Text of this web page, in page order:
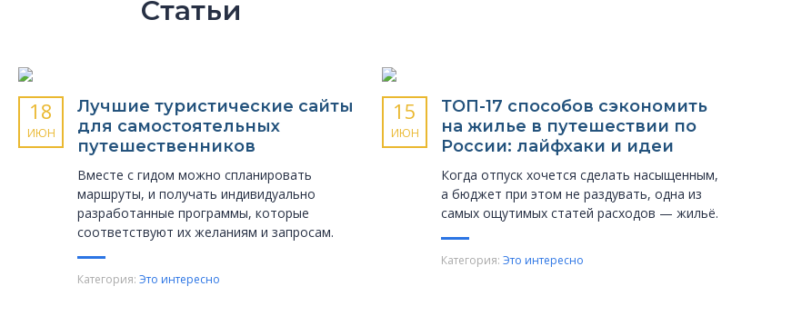
Статьи
18
ИЮН
Лучшие туристические сайты
для самостоятельных
путешественников
Вместе с гидом можно спланировать
маршруты, и получать индивидуально
разработанные программы, которые
соответствуют их желаниям и запросам.
Категория: Это интересно
15
ИЮН
ТОП-17 способов сэкономить
на жилье в путешествии по
России: лайфхаки и идеи
Когда отпуск хочется сделать насыщенным,
а бюджет при этом не раздувать, одна из
самых ощутимых статей расходов — жильё.
Категория: Это интересно